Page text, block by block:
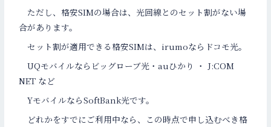
ただし、格安SIMの場合は、光回線とのセット割がない場
合があります。
セット割が適用できる格安SIMは、irumoならドコモ光。
UQモバイルならビッグローブ光・auひかり ・ J:COM
NET など
YモバイルならSoftBank光です。
どれかをすでにご利用中なら、この時点で申し込むべき格